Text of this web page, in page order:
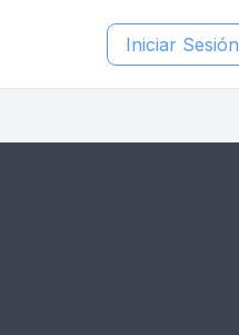
Iniciar Sesión